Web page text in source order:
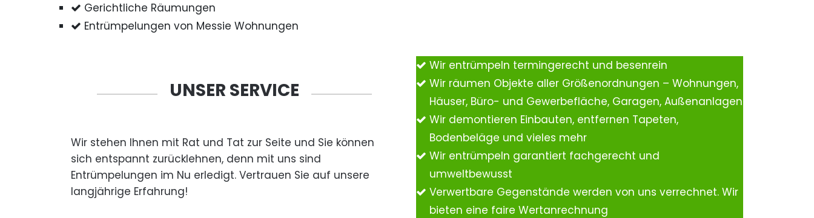
Gerichtliche Räumungen
Entrümpelungen von Messie Wohnungen
UNSER SERVICE
Wir stehen Ihnen mit Rat und Tat zur Seite und Sie können
sich entspannt zurücklehnen, denn mit uns sind
Entrümpelungen im Nu erledigt. Vertrauen Sie auf unsere
langjährige Erfahrung!
Wir entrümpeln termingerecht und besenrein
Wir räumen Objekte aller Größenordnungen – Wohnungen,
Häuser, Büro- und Gewerbefläche, Garagen, Außenanlagen
Wir demontieren Einbauten, entfernen Tapeten,
Bodenbeläge und vieles mehr
Wir entrümpeln garantiert fachgerecht und
umweltbewusst
Verwertbare Gegenstände werden von uns verrechnet. Wir
bieten eine faire Wertanrechnung